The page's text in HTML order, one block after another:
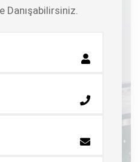
Danışabilirsiniz.